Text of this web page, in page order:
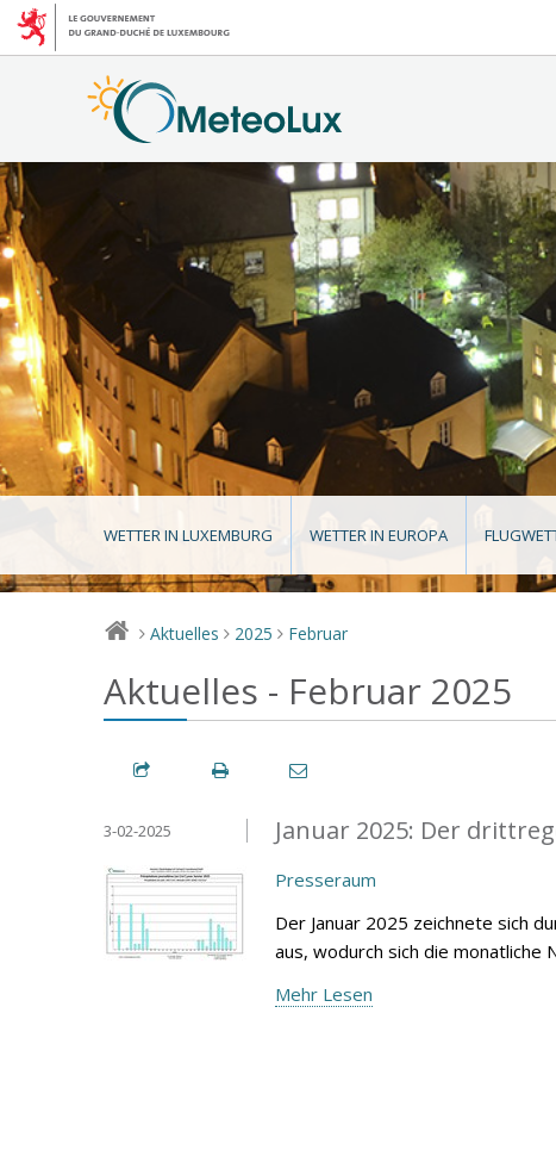
WETTER IN LUXEMBURG WETTER IN EUROPA
> Aktuelles > 2025 > Februar
Aktuelles - Februar 2025
Januar 2025: Der
3-02-2025
Presseraum
Der Januar 2025 zeichnete sich
aus, wodurch sich die monatliche
Mehr Lesen